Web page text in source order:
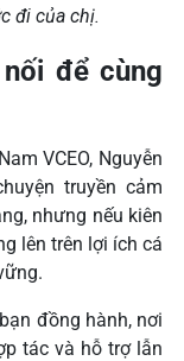
đi của chị.
để cùng
VCEO, Nguyễn
truyền cảm
nhưng nếu kiên
lên trên lợi ích cá
đồng hành, nơi
tác và hỗ trợ lẫn